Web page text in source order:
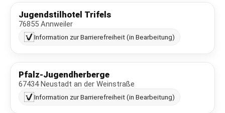
Jugendstilhotel Trifels
76855 Annweiler
Information zur Barrierefreiheit (in Bearbeitung)
Pfalz-Jugendherberge
67434 Neustadt an der Weinstraße
Information zur Barrierefreiheit (in Bearbeitung)